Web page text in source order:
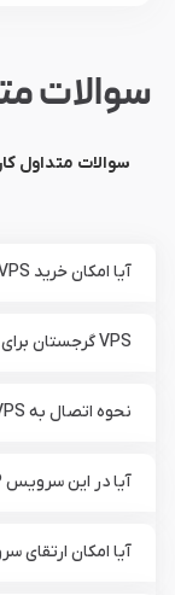
سوالات
سوالات متداول
آیا امکان خرید VPS گرجستان بیش از یک ماه وجود دارد؟
VPS گرجستان برای چه کاربردی مناسب است؟
نحوه اتصال به VPS گرجستان چگونه است؟
آیا در این سرویس IP ثابت گرجستان ارائه می‌شود؟
آیا امکان ارتقای